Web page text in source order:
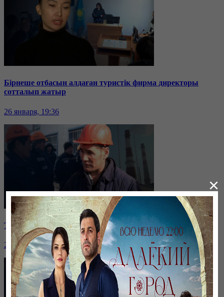
Бірнеше отбасын алдаған туристік фирма директоры
сотталып жатыр
26 января, 19:36
Таразда ТЭЦ қызметкерлері жалақы көтеруді талап етті
26 января, 19:36
×